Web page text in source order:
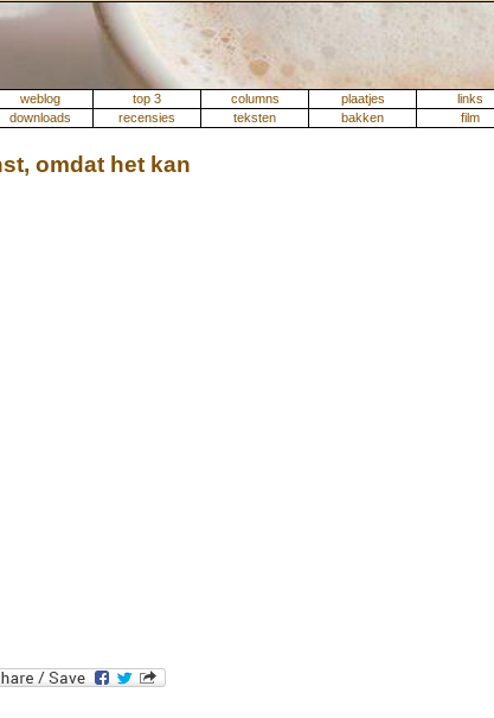
weblog top 3 columns plaatjes links
downloads
recensies teksten bakken film
omdat het kan